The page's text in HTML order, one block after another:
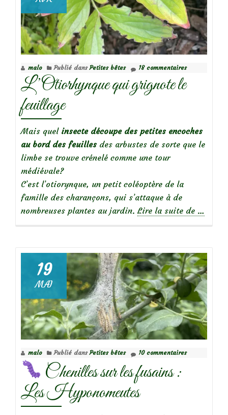
malo Publié dansPetites bêtes 18 commentaires
L’Otiorhynque qui grignote le
feuillage
Mais quelinsecte découpe des petites encoches
aubord des feuilles des arbustes de sorte que le
limbe se trouve crénelé comme une tour
médiévale?
C’est l’otiorynque, un petit coléoptère de la
famille des charançons, qui s’attaque à de
nombreuses plantes au jardin. Lire la suite de
grignote
le
…
19
MAI
malo Publié dansPetites bêtes 10 commentaires
Chenilles sur les fusains :
Les Hyponomeutes